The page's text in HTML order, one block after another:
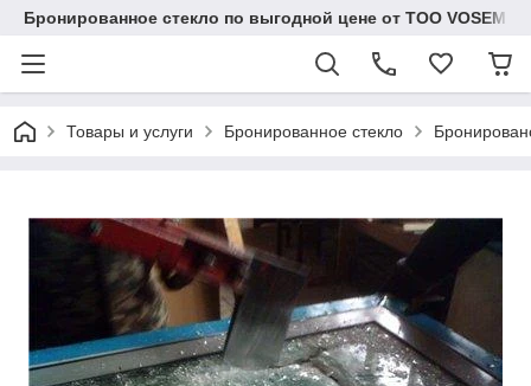
Бронированное стекло по выгодной цене от ТОО VOSEM
Товары и услуги Бронированное стекло